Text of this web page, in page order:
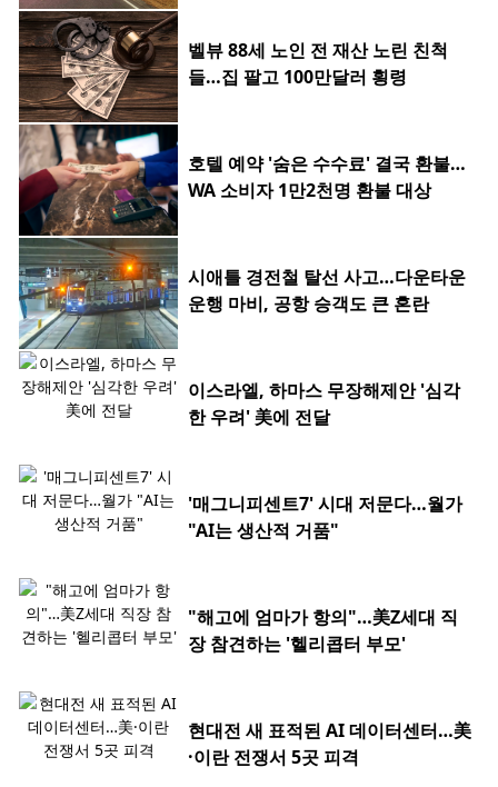
벨뷰 88세 노인 전 재산 노린 친척
들…집 팔고 100만달러 횡령
호텔 예약 '숨은 수수료' 결국 환불…
WA 소비자 1만2천명 환불 대상
시애틀 경전철 탈선 사고…다운타운
운행 마비, 공항 승객도 큰 혼란
이스라엘, 하마스 무장해제안 '심각
한 우려' 美에 전달
'매그니피센트7' 시대 저문다…월가
"AI는 생산적 거품"
"해고에 엄마가 항의"…美Z세대 직
장 참견하는 '헬리콥터 부모'
현대전 새 표적된 AI 데이터센터…美
·이란 전쟁서 5곳 피격